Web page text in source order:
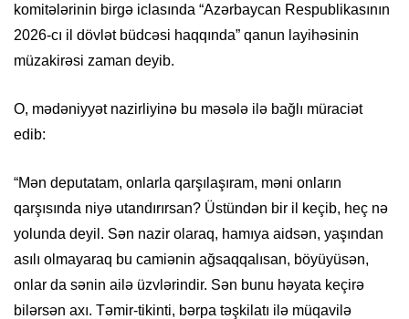
komitələrinin birgə iclasında “Azərbaycan Respublikasının
2026-cı il dövlət büdcəsi haqqında” qanun layihəsinin
müzakirəsi zaman deyib.
O, mədəniyyət nazirliyinə bu məsələ ilə bağlı müraciət
edib:
“Mən deputatam, onlarla qarşılaşıram, məni onların
qarşısında niyə utandırırsan? Üstündən bir il keçib, heç nə
yolunda deyil. Sən nazir olaraq, hamıya aidsən, yaşından
asılı olmayaraq bu camiənin ağsaqqalısan, böyüyüsən,
onlar da sənin ailə üzvlərindir. Sən bunu həyata keçirə
bilərsən axı. Təmir-tikinti, bərpa təşkilatı ilə müqavilə